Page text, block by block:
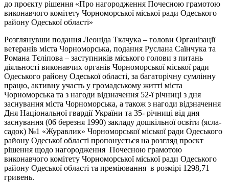
до проєкту рішення «Про нагородження Почесною грамотою
виконавчого комітету Чорноморської міської ради Одеського
району Одеської області»
Розглянувши подання Леоніда Ткачука – голови Організації
ветеранів міста Чорноморська, подання Руслана Саїнчука та
Романа Тєліпова – заступників міського голови з питань
діяльності виконавчих органів Чорноморської міської ради
Одеського району Одеської області, за багаторічну сумлінну
працю, активну участь у громадському житті міста
Чорноморська та з нагоди відзначення 52-ї річниці з дня
заснування міста Чорноморська, а також з нагоди відзначення
Дня Національної гвардії України та 35- річниці від дня
заснування (06 березня 1990) закладу дошкільної освіти (ясла-
садок) №1 «Журавлик» Чорноморської міської ради Одеського
району Одеської області пропонується на розгляд проєкт
рішення щодо нагородження Почесною грамотою
виконавчого комітету Чорноморської міської ради Одеського
району Одеської області та преміювання в розмірі 1298,71
гривень.